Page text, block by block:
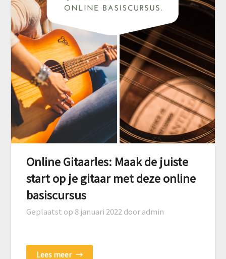
Online Gitaarles: Maak de juiste
start op je gitaar met deze online
basiscursus
Geplaatst op 8 januari 2022 door admin
Lees meer →